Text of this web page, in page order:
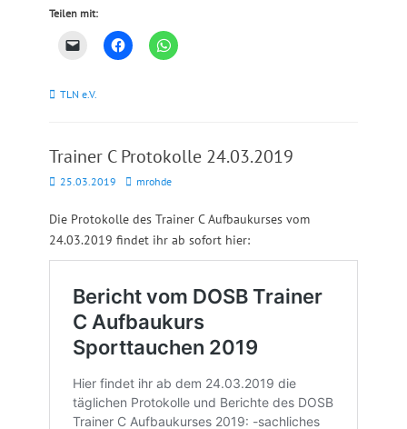
Teilen mit:
Kategorien
TLN e.V.
Trainer C Protokolle 24.03.2019
Posted
25.03.2019 Autormrohde
Die Protokolle des Trainer C Aufbaukurses vom
24.03.2019 findet ihr ab sofort hier: